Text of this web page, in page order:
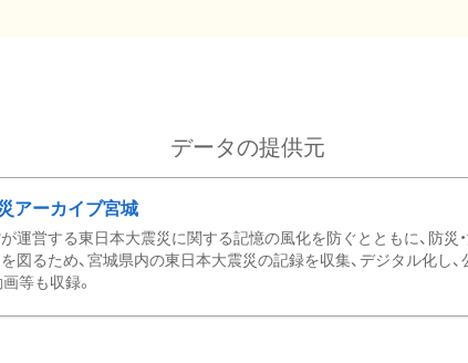
データの提供元
アーカイブ宮城
運営する東日本大震災に関する記憶の風化を防ぐとともに、防災
図るため、宮城県内の東日本大震災の記録を収集、デジタル化し
等も収録。